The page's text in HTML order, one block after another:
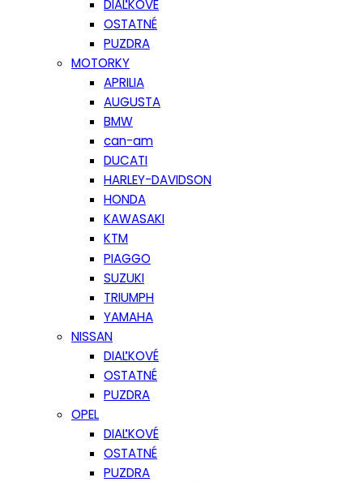
DIAĽKOVÉ
OSTATNÉ
PUZDRA
MOTORKY
APRILIA
AUGUSTA
BMW
can-am
DUCATI
HARLEY-DAVIDSON
HONDA
KAWASAKI
KTM
PIAGGO
SUZUKI
TRIUMPH
YAMAHA
NISSAN
DIAĽKOVÉ
OSTATNÉ
PUZDRA
OPEL
DIAĽKOVÉ
OSTATNÉ
PUZDRA